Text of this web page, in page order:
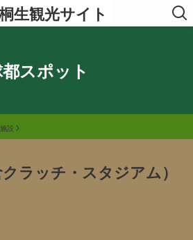
生観光サイト
スポット
設
ラッチ・スタジアム）